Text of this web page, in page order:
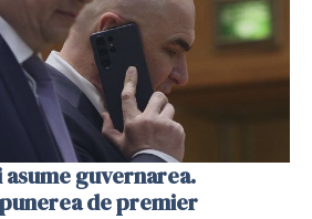
asume guvernarea.
de premier